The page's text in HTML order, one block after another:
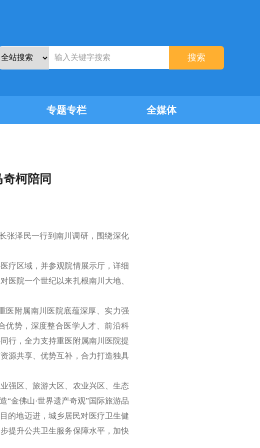
搜索
专题专栏 全媒体
柯陪同
泽民一行到南川调研，围绕深化
区域，并参观院情展示厅，详细
医院一个世纪以来扎根南川大地、
附属南川医院底蕴深厚、实力强
优势，深度整合医学人才、前沿科
行，全力支持重医附属南川医院提
源共享、优势互补，合力打造独具
强区、旅游大区、农业兴区、生态
“金佛山·世界遗产奇观”国际旅游品
的地迈进，城乡居民对医疗卫生健
提升公共卫生服务保障水平，加快